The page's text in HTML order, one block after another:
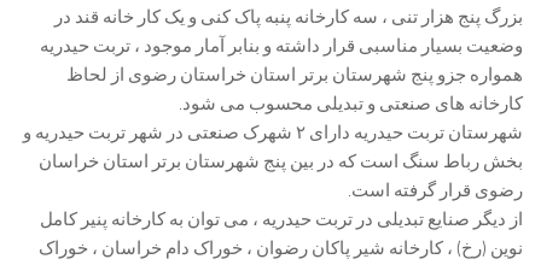
بزرگ پنج هزار تنی ، سه کارخانه پنبه پاک کنی و یک کار خانه قند در
وضعیت بسیار مناسبی قرار داشته و بنابر آمار موجود ، تربت حیدریه
همواره جزو پنج شهرستان برتر استان خراستان رضوی از لحاظ
کارخانه های صنعتی و تبدیلی محسوب می شود.
شهرستان تربت حیدریه دارای ۲ شهرک صنعتی در شهر تربت حیدریه و
بخش رباط سنگ است که در بین پنج شهرستان برتر استان خراسان
رضوی قرار گرفته است.
از دیگر صنایع تبدیلی در تربت حیدریه ، می توان به کارخانه پنیر کامل
نوین (رخ) ، کارخانه شیر پاکان رضوان ، خوراک دام خراسان ، خوراک